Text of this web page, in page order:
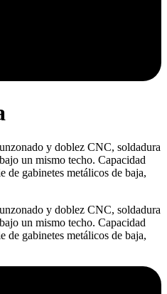
y doblez CNC, soldadura
un mismo techo. Capacidad
de gabinetes metálicos de baja,
y doblez CNC, soldadura
un mismo techo. Capacidad
de gabinetes metálicos de baja,